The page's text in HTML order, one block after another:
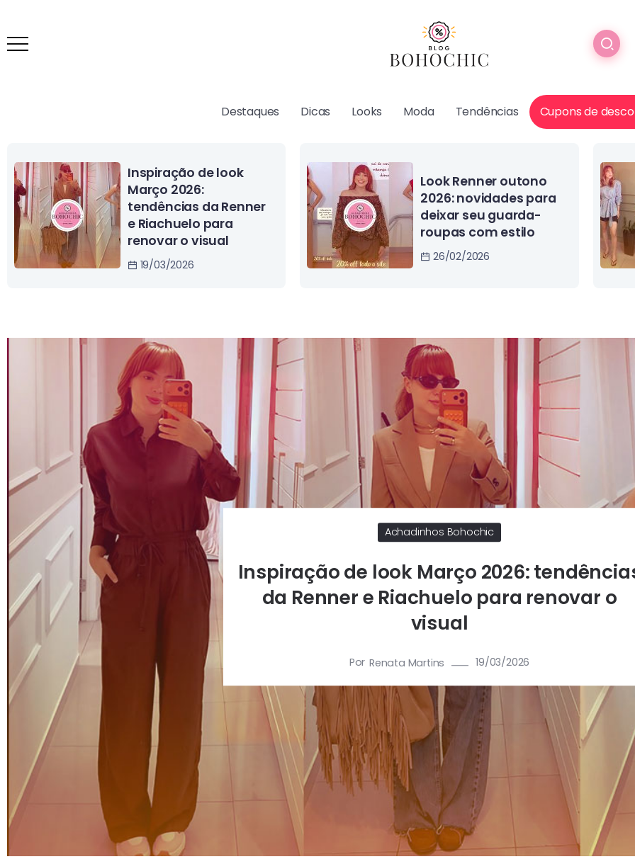
Destaques Dicas Looks Moda Tendências Cupons de
Look Renner outono
2026: novidades para
deixar seu guarda-
roupas com estilo
26/02/2026
Coleção novas
tendências da
Riachuelo: 25% OFF em
todo site e app.
20/02/2026
Achadinhos Bohochic
Inspiração de look Março 2026:
da Renner e Riachuelo para renovar o
visual
Por Renata Martins 19/03/2026